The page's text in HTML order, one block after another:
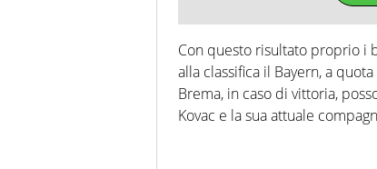
Con questo risultato proprio i
alla classifica il Bayern, a
Brema, in caso di vittoria,
Kovac e la sua attuale